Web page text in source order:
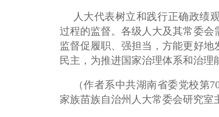
人大代表树立和践行正确政绩
过程的监督。各级人大及其常委
监督促履职、强担当，方能更好
民主，为推进国家治理体系和治
（作者系中共湖南省委党校第
家族苗族自治州人大常委会研究室